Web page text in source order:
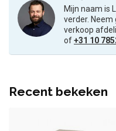
Mijn naam is
verder.
verkoop
of+31 10
Recent bekeken